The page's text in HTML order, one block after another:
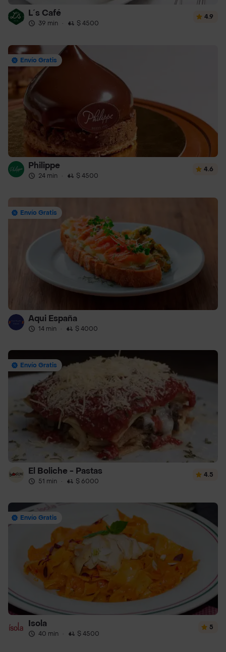
L´s Café
39 min · $ 4500
4.9
Envío Gratis
Philippe
24 min · $ 4500
4.6
Envío Gratis
Aqui España
14 min · $ 4000
Envío Gratis
El Boliche - Pastas
51 min · $ 6000
4.5
Envío Gratis
Isola
40 min · $ 4500
5